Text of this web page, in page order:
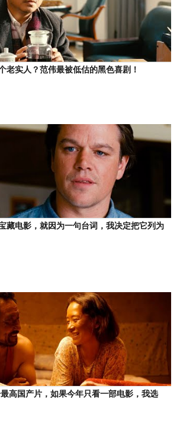
老实人？范伟最被低估的黑色喜剧！
藏电影，就因为一句台词，我决定把它列为
高国产片，如果今年只看一部电影，我选